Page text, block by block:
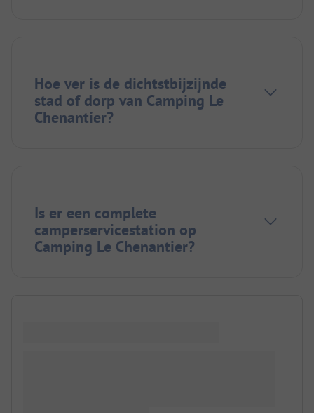
Hoe ver is de dichtstbijzijnde
stad of dorp van Camping Le
Chenantier?
Is er een complete
camperservicestation op
Camping Le Chenantier?